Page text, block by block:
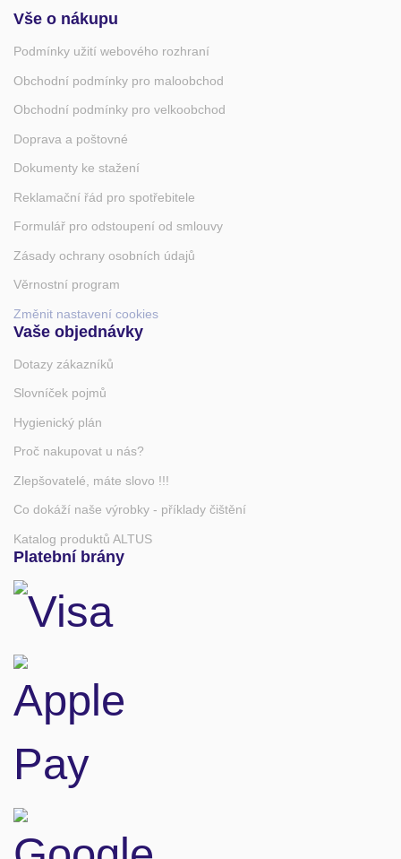
Vše o nákupu
Podmínky užití webového rozhraní
Obchodní podmínky pro maloobchod
Obchodní podmínky pro velkoobchod
Doprava a poštovné
Dokumenty ke stažení
Reklamační řád pro spotřebitele
Formulář pro odstoupení od smlouvy
Zásady ochrany osobních údajů
Věrnostní program
Změnit nastavení cookies
Vaše objednávky
Dotazy zákazníků
Slovníček pojmů
Hygienický plán
Proč nakupovat u nás?
Zlepšovatelé, máte slovo !!!
Co dokáží naše výrobky - příklady čištění
Katalog produktů ALTUS
Platební brány